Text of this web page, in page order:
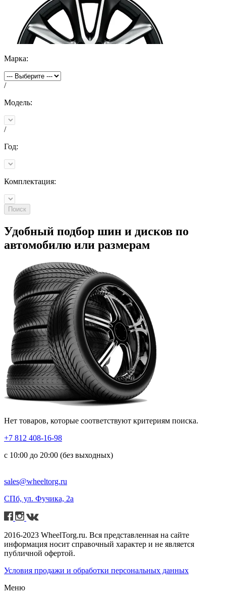
Марка:
/
Модель:
/
Год:
Комплектация:
Поиск
Удобный подбор шин и дисков по
автомобилю или размерам
Нет товаров, которые соответствуют критериям поиска.
+7 812 408-16-98
с 10:00 до 20:00 (без выходных)
sales@wheeltorg.ru
СПб, ул. Фучика, 2а
2016-2023 WheelTorg.ru. Вся представленная на сайте
информация носит справочный характер и не является
публичной офертой.
Условия продажи и обработки персональных данных
Меню